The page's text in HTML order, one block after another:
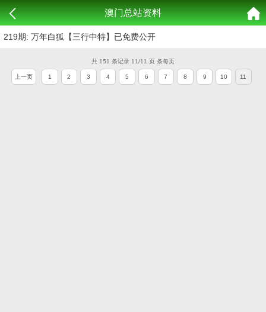
澳门总站资料
219期: 万年白狐【三行中特】已免费公开
共 151 条记录 11/11 页 条每页
上一页 1 2 3 4 5 6 7 8 9 10 11